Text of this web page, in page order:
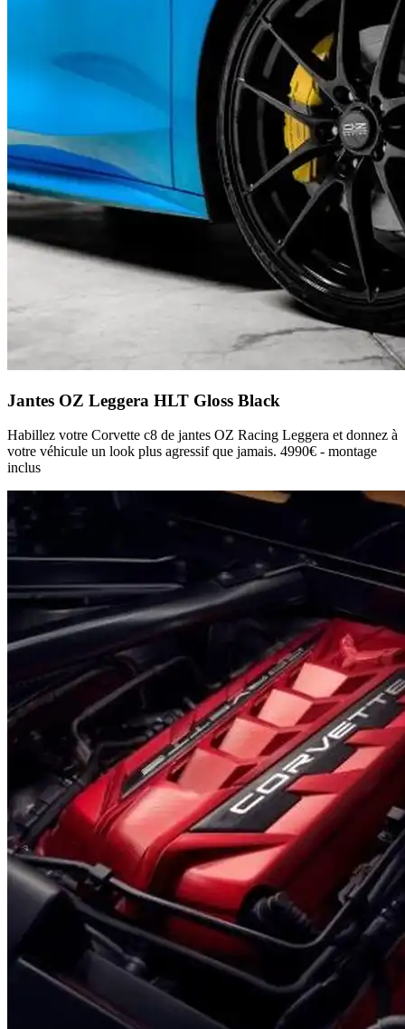
Jantes OZ Leggera HLT Gloss Black
Habillez votre Corvette c8 de jantes OZ Racing Leggera et donnez à
votre véhicule un look plus agressif que jamais. 4990€ - montage
inclus